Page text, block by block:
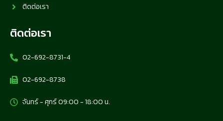
ติดต่อเรา
ติดต่อเรา
02-692-8731-4
02-692-8738
จันทร์ - ศุกร์ 09:00 - 18:00 น.